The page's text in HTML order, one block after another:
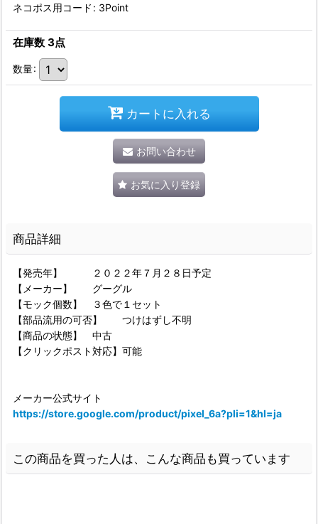
ネコポス用コード : 3Point
在庫数 3点
数量:
カートに入れる
お問い合わせ
お気に入り登録
商品詳細
【発売年】 ２０２２年７月２８日予定
【メーカー】 グーグル
【モック個数】 ３色で１セット
【部品流用の可否】 つけはずし不明
【商品の状態】 中古
【クリックポスト対応】可能
メーカー公式サイト
https://store.google.com/product/pixel_6a?pli=1&hl=ja
この商品を買った人は、こんな商品も買っています